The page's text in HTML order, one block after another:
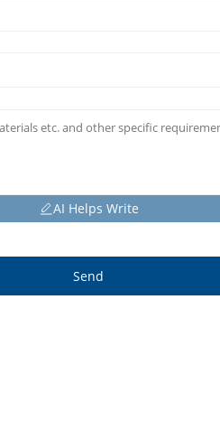
AI Helps Write
Send